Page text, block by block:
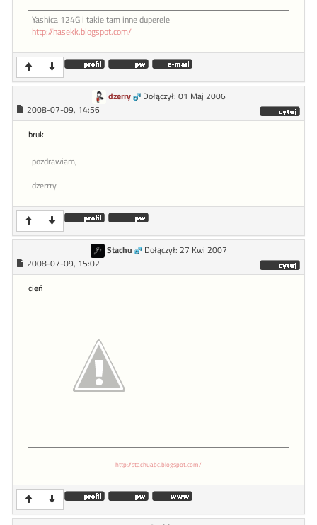
Yashica 124G i takie tam inne duperele
http://hasekk.blogspot.com/
dzerry
Dołączył: 01 Maj 2006
2008-07-09, 14:56
bruk
pozdrawiam,
dzerrry
Stachu
Dołączył: 27 Kwi 2007
2008-07-09, 15:02
cień
http://stachuabc.blogspot.com/